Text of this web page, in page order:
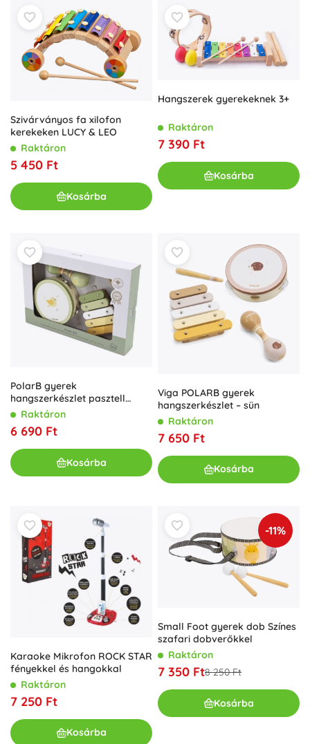
Szivárványos fa xilofon
kerekeken LUCY & LEO
Raktáron
5 450 Ft
Kosárba
Hangszerek gyerekeknek 3+
Raktáron
7 390 Ft
Kosárba
PolarB gyerek
hangszerkészlet pasztell
színekben
Raktáron
6 690 Ft
Kosárba
Viga POLARB gyerek
hangszerkészlet – sün
Raktáron
7 650 Ft
Kosárba
Karaoke Mikrofon ROCK STAR
fényekkel és hangokkal
Raktáron
7 250 Ft
Kosárba
-11%
Small Foot gyerek dob Színes
szafari dobverőkkel
Raktáron
7 350 Ft8 250 Ft
Kosárba